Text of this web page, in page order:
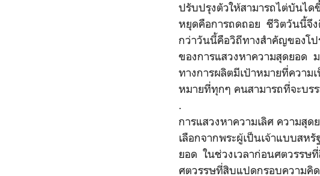
ปรับปรุงตัวให้สามารถไต่บันไ
หยุดคือการถดถอย ชีวิตวันนี้จึ
กว่าวันนี้คือวิถีทางสำคัญของโ
ของการแสวงหาความสุดยอด
ทางการผลิตมีเป้าหมายที่ควา
หมายที่ทุกๆ คนสามารถที่จะบร
.
การแสวงหาความเลิศ ความสุ
เลือกจากพระผู้เป็นเจ้าแบบสห
ยอด ในช่วงเวลาก่อนศตวรรษ
ศตวรรษที่สิบแปดกรอบความคิด